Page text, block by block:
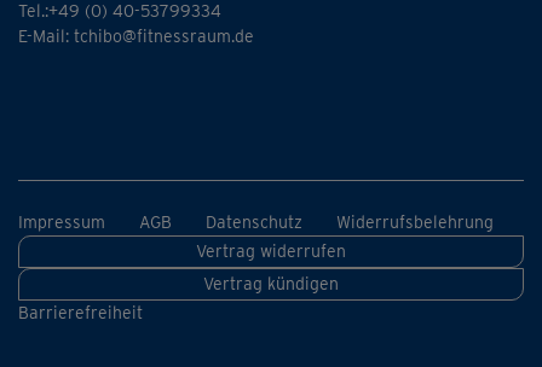
Tel.:+49 (0) 40-53799334
E-Mail: tchibo@fitnessraum.de
Impressum AGB Datenschutz
Widerrufsbelehrung
Vertrag widerrufen
Vertrag kündigen
Barrierefreiheit